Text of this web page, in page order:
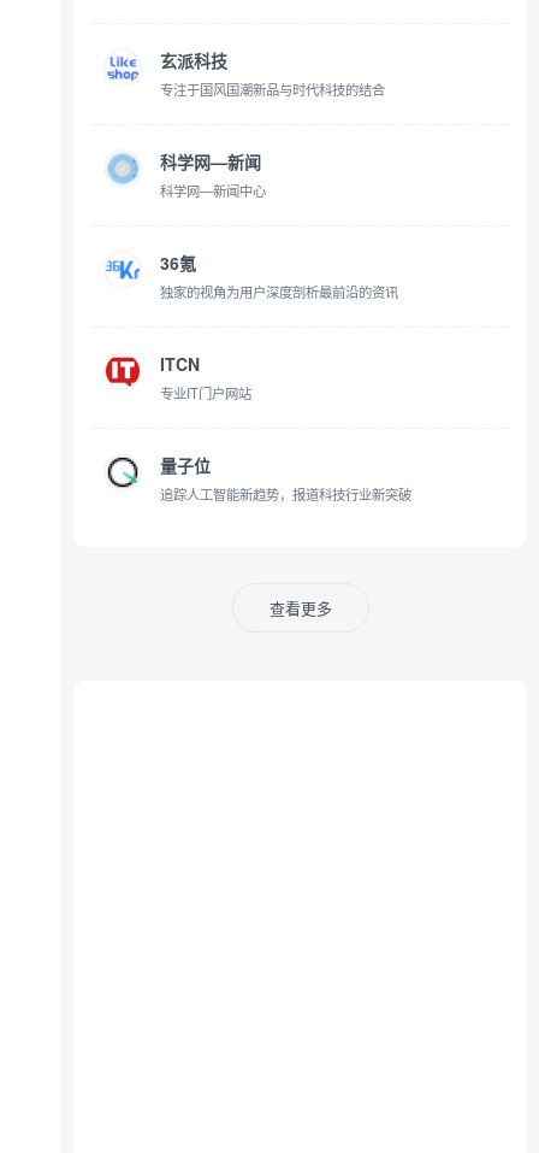
玄派科技
专注于国风国潮新品与时代科技的结合
科学网—新闻
科学网—新闻中心
36氪
独家的视角为用户深度剖析最前沿的资讯
ITCN
专业IT门户网站
量子位
追踪人工智能新趋势，报道科技行业新突破
查看更多